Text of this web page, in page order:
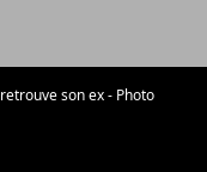
son ex - Photo